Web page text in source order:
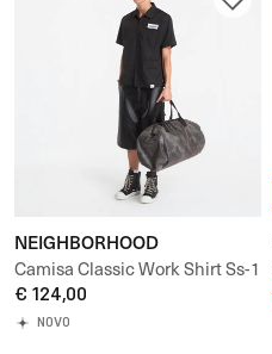
NEIGHBORHOOD
Camisa Classic Work Shirt Ss-1
€ 124,00
NOVO